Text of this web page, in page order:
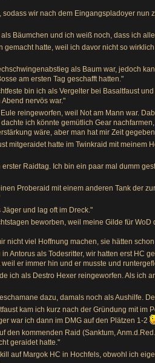
wir nach dem Eingangspladoyer
Bäumchen und ich weiß noch, dass ich
gemacht hatte, weil ich davor nicht so
als Baum war, jedoch
am ersten Tag geschafft hatten."
bin ich als Vergelter bei Basaltfaust
nervös war."
reingeworfen, weil Not am Mann war.
ich könnte gemütlich Gear
wäre, aber man hat mir Zeit
mitgeraidet hatte im Twinkraid mit
Raidtag. Ich bin ein paar mal dumm
Proberaid mit einem anderen Tank der
und lag oft im Dreck."
beworben, weil meine Gilde für
nicht viel Hoffnung machen, sie hätten
Antorus als Todesritter, wir hatten erst HC
er immer hin und er musste und
ich als Destro Hexer reingeworfen. Als ich
dazu, damals noch als Aushilfe.
kam ich kurz nach der Gründung mit
war ich dann im DMG auf den Plätzen 1-2
den kommenden Raid (Sanktum,
geraidet hatte."
auf Margok HC in Hochfels, obwohl ich